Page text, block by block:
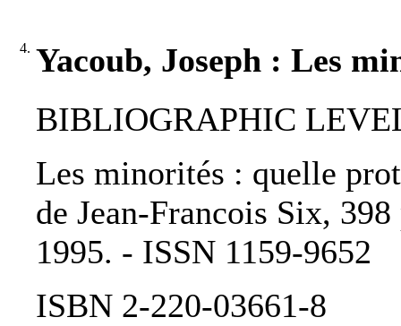
4. Yacoub, Joseph : Les
BIBLIOGRAPHIC
Les minorités : quelle
de Jean-Francois Six,
1995. - ISSN 1159-9652
ISBN 2-220-03661-8